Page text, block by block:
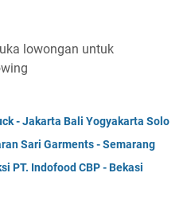
lowongan untuk
- Jakarta Bali Yogyakarta Solo
Sari Garments - Semarang
PT. Indofood CBP - Bekasi